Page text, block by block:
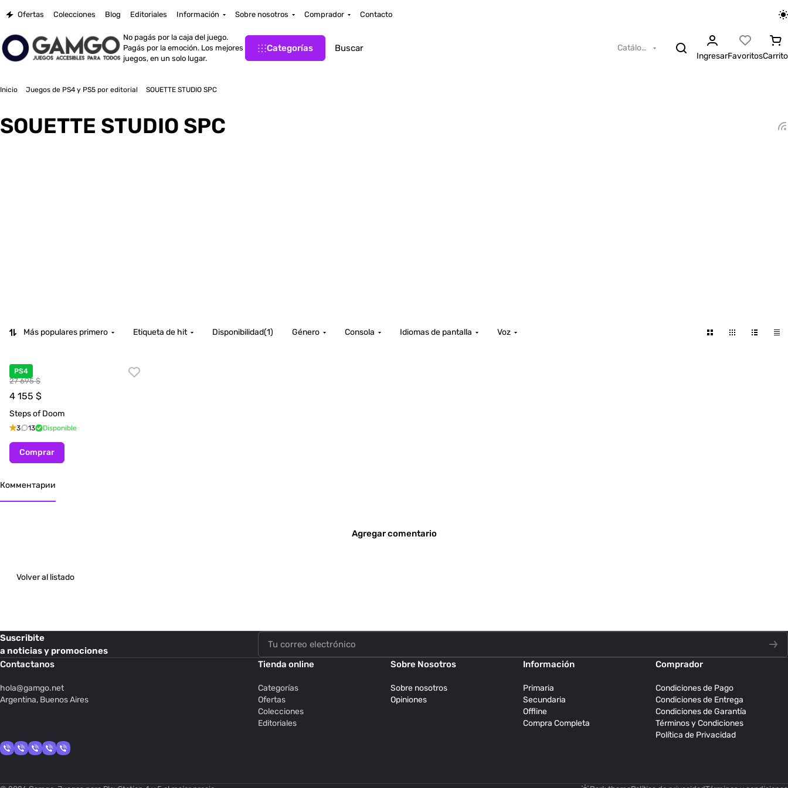
Ofertas Colecciones Blog Editoriales Información Sobre nosotros Comprador Contacto
No pagás por la caja del juego.
Pagás por la emoción. Los mejores
juegos, en un solo lugar.
Categorías
Catálogo
IngresarFavoritosCarrito
Inicio Juegos de PS4 y PS5 por editorial SOUETTE STUDIO SPC
SOUETTE STUDIO SPC
Más populares primero Etiqueta de hit Disponibilidad(1) Género Consola Idiomas de pantalla Voz
PS4
27 695 $
4 155 $
Steps of Doom
3 13 Disponible
Comprar
Комментарии
Agregar comentario
Volver al listado
Suscribite
a noticias y promociones
Contactanos
hola@gamgo.net
Argentina, Buenos Aires
Tienda online
Categorías
Ofertas
Colecciones
Editoriales
Sobre Nosotros
Sobre nosotros
Opiniones
Información
Primaria
Secundaria
Offline
Compra Completa
Comprador
Condiciones de Pago
Condiciones de Entrega
Condiciones de Garantía
Términos y Condiciones
Política de Privacidad